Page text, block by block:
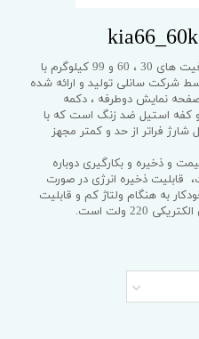
ترازوی دیجیتال سانلی مدل KIA66 در ظرفیت های 30 ، 60 و 99 کیلوگرم با
شرکت سانلی تولید و ارائه شده
صفحه نمایش دوطرفه ، دکمه
و کفه استیل ضد زنگ است که با
فراتر از حد و کمتر مجهز
و ذخیره و بکارگیری دوباره
قابلیت ذخیره انرژی در صورت
به هنگام ولتاژ کم و قابلیت
ولت است.